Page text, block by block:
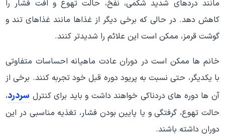
مانند دردهای شدید شکمی، نفخ، حالت تهوع و افت فشار را
کاهش دهد. در حالی که برخی دیگر از غذاها مانند غذاهای تند و
گوشت قرمز، ممکن است این علائم را شدیدتر کنند.
خانم ها ممکن است در دوران عادت ماهیانه احساسات متفاوتی
با یکدیگر، حتی نسبت به پریود دوره قبل خود تجربه کنند. برخی از
آن ها دوره های دردناکی خواهند داشت و باید برای کنترل سردرد،
حالت تهوع، گرفتگی و یا پایین بودن فشار، تغذیه مناسبی در این
دوران داشته باشند.